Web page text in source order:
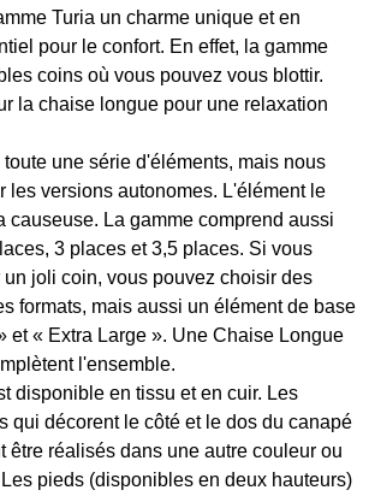
Turia un charme unique et en
pour le confort. En effet, la gamme
coins où vous pouvez vous blottir.
la chaise longue pour une relaxation
une série d'éléments, mais nous
les versions autonomes. L'élément le
causeuse. La gamme comprend aussi
3 places et 3,5 places. Si vous
un joli coin, vous pouvez choisir des
formats, mais aussi un élément de base
et « Extra Large ». Une Chaise Longue
l'ensemble.
disponible en tissu et en cuir. Les
qui décorent le côté et le dos du canapé
être réalisés dans une autre couleur ou
pieds (disponibles en deux hauteurs)